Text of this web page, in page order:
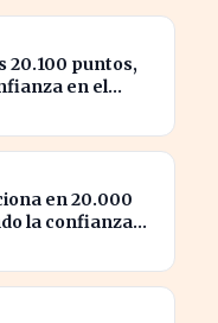
20.100 puntos,
en el
en 20.000
la confianza